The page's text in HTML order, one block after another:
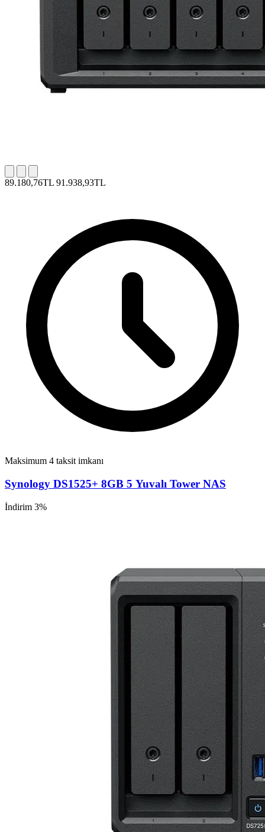
89.180,76TL 91.938,93TL
Maksimum 4 taksit imkanı
Synology DS1525+ 8GB 5 Yuvalı Tower NAS
İndirim 3%